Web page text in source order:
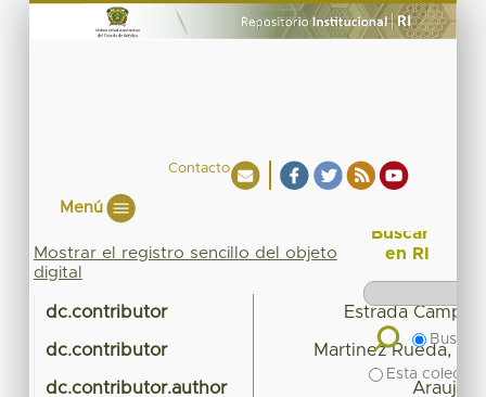
Contacto
Menú
Mostrar el registro sencillo del objeto
digital
dc.contributor Estrada
dc.contributor Martinez Rueda,
dc.contributor.author Araujo
Buscar
en RI
Buscar
Esta